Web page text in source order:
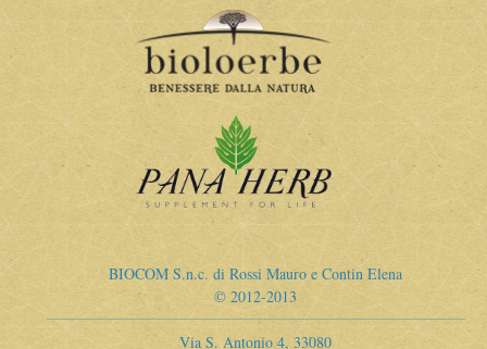
BIOCOM S.n.c. di Rossi Mauro e Contin Elena
© 2012-2013
Via S. Antonio 4, 33080